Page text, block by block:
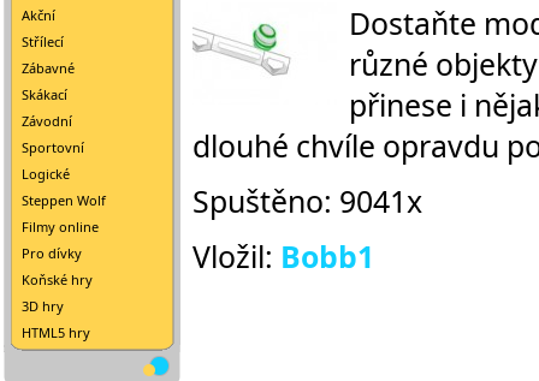
Akční
Střílecí
Zábavné
Skákací
Závodní
Sportovní
Logické
Steppen Wolf
Filmy online
Pro dívky
Koňské hry
3D hry
HTML5 hry
Dostaňte
různé
přinese i
dlouhé chvíle opravdu
Spuštěno: 9041x
Vložil: Bobb1